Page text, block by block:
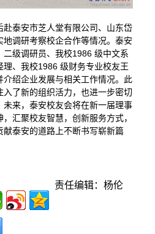
赴泰安市芝人堂有限公司、山东岱
调研考察校企合作等情况。泰安
级调研员、我校1986 级中文系
、我校1986 级财务专业校友王
绍企业发展与相关工作情况。此
了新的组织活力，也进一步密切
来，泰安校友会将在新一届理事
汇聚校友智慧，创新服务方式，
泰安的道路上不断书写崭新篇
责任编辑：杨伦